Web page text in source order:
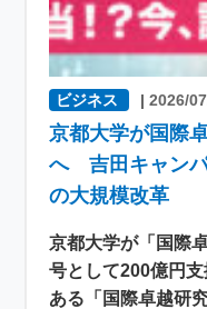
ビジネス |2026/
京都大学が国際
へ 吉田キャン
の大規模改革
京都大学が「国際
号として200億円
ある「国際卓越研